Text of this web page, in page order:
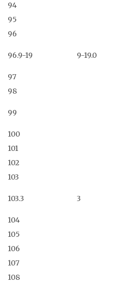
94
95
96
96.9-19 9-19.0
97
98
99
100
101
102
103
103.3 3
104
105
106
107
108